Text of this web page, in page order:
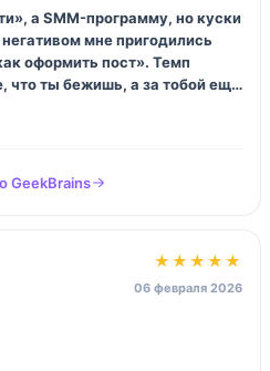
а SMM-программу, но куски
мне пригодились
оформить пост». Темп
ты бежишь, а за тобой ещё
лучше, лениться не
GeekBrains
★★★★★
06 февраля 2026